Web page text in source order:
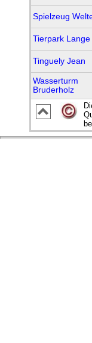
Spielzeug
Tierpark Lange
Tinguely Jean
Wasserturm
Bruderholz